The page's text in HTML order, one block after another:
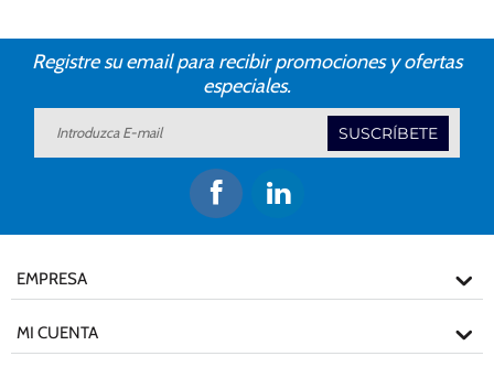
Registre su email para recibir promociones y ofertas
especiales.
SUSCRÍBETE
EMPRESA
MI CUENTA